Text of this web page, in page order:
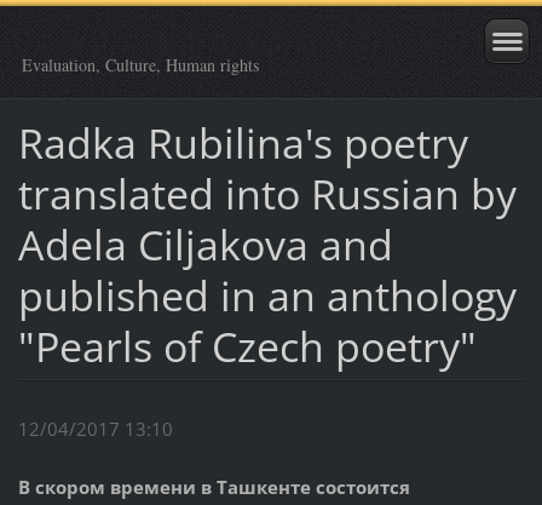
Evaluation, Culture, Human rights
Radka Rubilina's poetry
translated into Russian by
Adela Ciljakova and
published in an anthology
"Pearls of Czech poetry"
12/04/2017 13:10
В скором времени в Ташкенте состоится